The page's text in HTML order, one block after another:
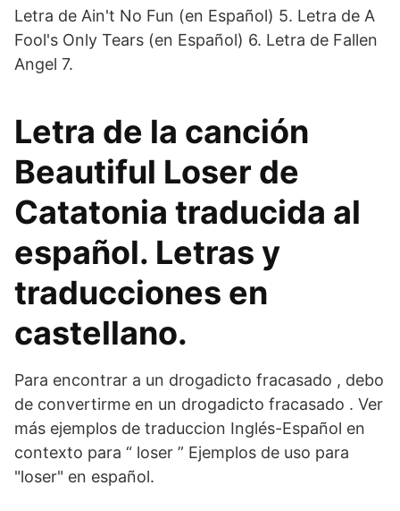
Letra de Ain't No Fun (en Español) 5. Letra de A
Fool's Only Tears (en Español) 6. Letra de Fallen
Angel 7.
Letra de la canción
Beautiful Loser de
Catatonia traducida al
español. Letras y
traducciones en
castellano.
Para encontrar a un drogadicto fracasado , debo
de convertirme en un drogadicto fracasado . Ver
más ejemplos de traduccion Inglés-Español en
contexto para “ loser ” Ejemplos de uso para
"loser" en español.